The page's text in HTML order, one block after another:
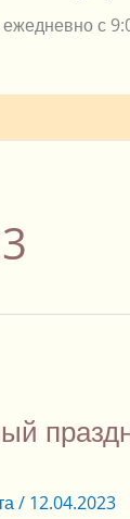
с
/ 12.04.2023